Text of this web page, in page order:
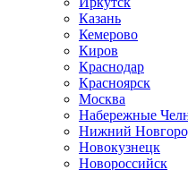
Казань
Кемерово
Киров
Краснодар
Красноярск
Москва
Набережные
Нижний
Новокузнецк
Новороссийск